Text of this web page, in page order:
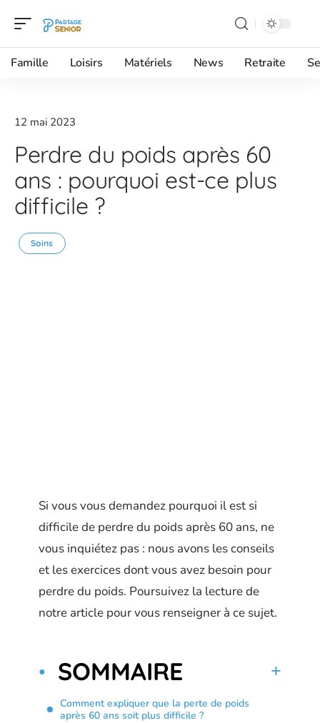
Famille Loisirs Matériels News Retraite
12 mai 2023
Perdre du poids après 60
ans : pourquoi est-ce plus
difficile ?
Soins
Si vous vous demandez pourquoi il est si
difficile de perdre du poids après 60 ans, ne
vous inquiétez pas : nous avons les conseils
et les exercices dont vous avez besoin pour
perdre du poids. Poursuivez la lecture de
notre article pour vous renseigner à ce sujet.
SOMMAIRE
Comment expliquer que la perte de poids
après 60 ans soit plus difficile ?